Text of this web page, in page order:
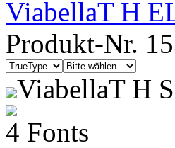
ViabellaT H
Produkt-Nr.
ViabellaT H
4 Fonts